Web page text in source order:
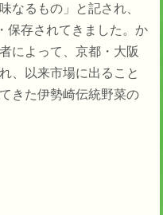
なるもの」と記され、
保存されてきました。か
によって、京都・大阪
、以来市場に出ること
きた伊勢崎伝統野菜の